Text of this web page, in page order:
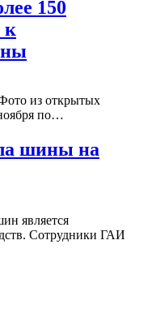
150
к
из открытых
по…
шины на
является
Сотрудники ГАИ